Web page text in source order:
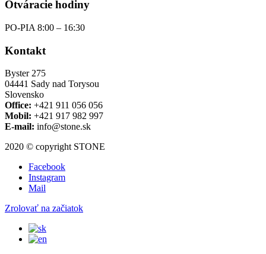
Otváracie hodiny
PO-PIA 8:00 – 16:30
Kontakt
Byster 275
04441 Sady nad Torysou
Slovensko
Office: +421 911 056 056
Mobil: +421 917 982 997
E-mail: info@stone.sk
2020 © copyright STONE
Facebook
Instagram
Mail
Zrolovať na začiatok